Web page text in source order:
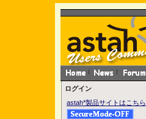
ログイン
astah*製品サイトはこちら